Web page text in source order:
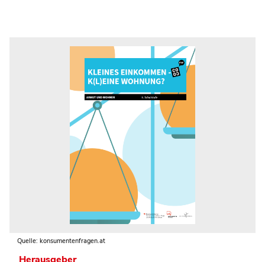
Quelle: konsumentenfragen.at